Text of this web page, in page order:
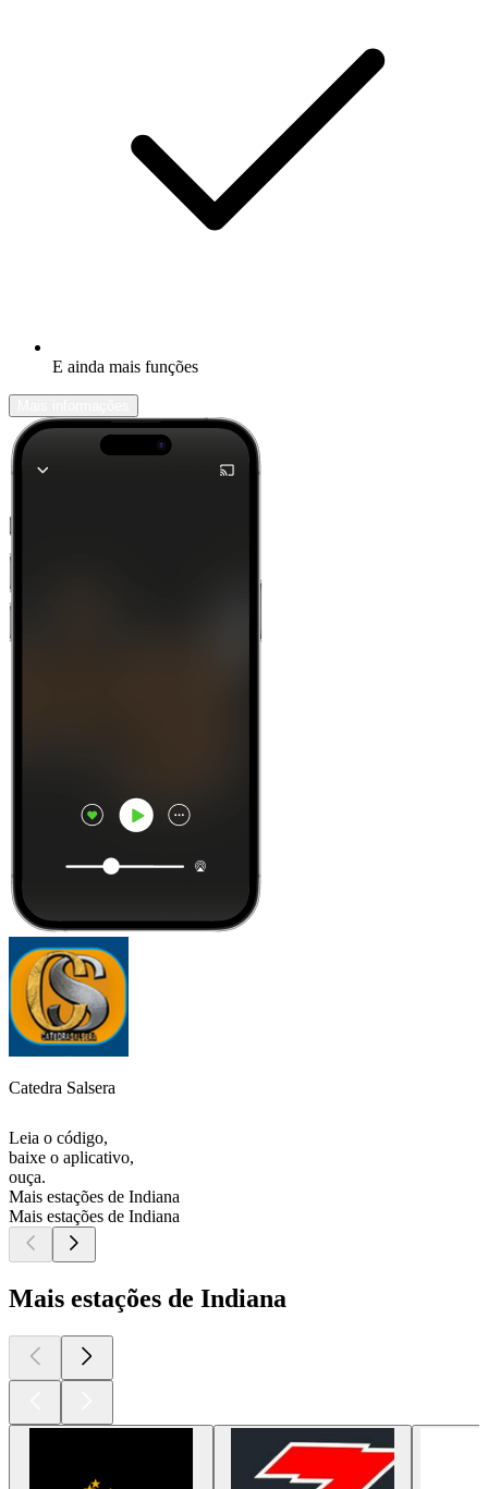
E ainda mais funções
Catedra Salsera
Leia o código,
baixe o aplicativo,
ouça.
Mais estações de Indiana
Mais estações de Indiana
Mais estações de Indiana